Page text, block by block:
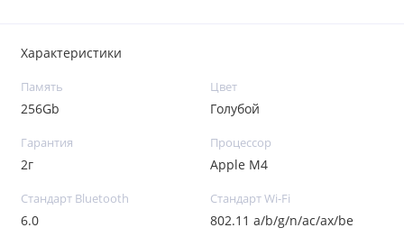
Характеристики
Память
256Gb
Цвет
Голубой
Гарантия
2г
Процессор
Apple M4
Стандарт Bluetooth
6.0
Стандарт Wi-Fi
802.11 a/b/g/n/ac/ax/be